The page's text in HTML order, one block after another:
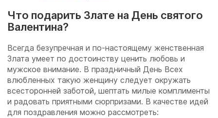
Что подарить Злате на День святого
Валентина?
Всегда безупречная и по-настоящему женственная
Злата умеет по достоинству ценить любовь и
мужское внимание. В праздничный День Всех
влюбленных такую женщину следует окружать
всесторонней заботой, шептать милые комплименты
и радовать приятными сюрпризами. В качестве идей
для поздравления можно рассмотреть: